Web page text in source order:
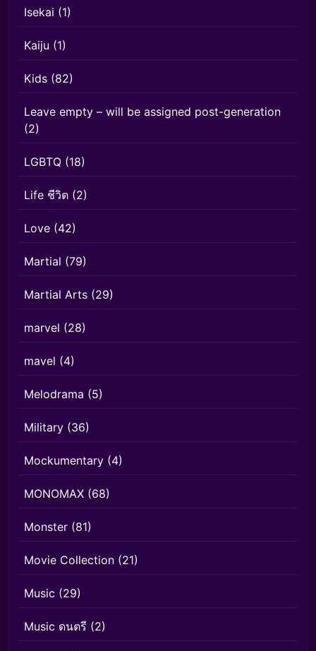
Isekai (1)
Kaiju (1)
Kids (82)
Leave empty – will be assigned post-generation
(2)
LGBTQ (18)
Life ชีวิต (2)
Love (42)
Martial (79)
Martial Arts (29)
marvel (28)
mavel (4)
Melodrama (5)
Military (36)
Mockumentary (4)
MONOMAX (68)
Monster (81)
Movie Collection (21)
Music (29)
Music ดนตรี (2)